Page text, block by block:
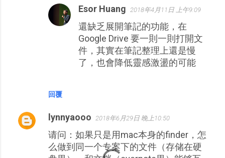
回覆
Esor Huang 2018年4月11日 上午9:09
還缺乏展開筆記的功能，在
Google Drive 要一則一則打開文
件，其實在筆記整理上還是慢
了，也會降低靈感激盪的可能
lynnyaooo 2018年6月29日 晚上10:50
请问：如果只是用mac本身的finder，怎
么做到同一个专案下的文件（存储在硬